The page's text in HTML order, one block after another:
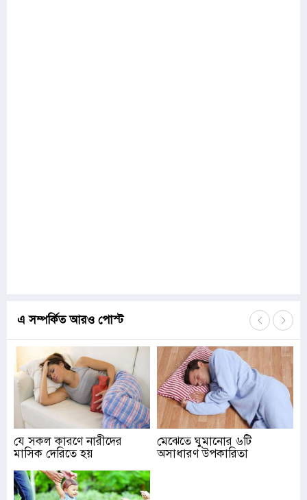
এ সম্পর্কিত আরও পোস্ট
যে সকল কারণে নারীদের
মাসিক দেরিতে হয়
মেঝেতে ঘুমানোর ৬টি
অসাধারণ উপকারিতা